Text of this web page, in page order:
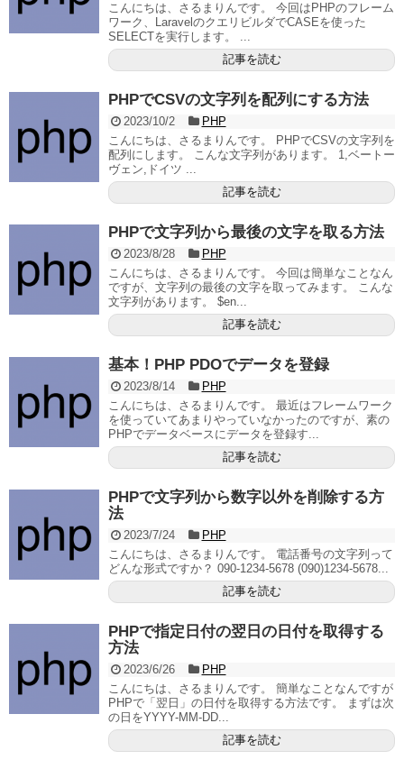
こんにちは、さるまりんです。 今回はPHPのフレーム
ワーク、LaravelのクエリビルダでCASEを使った
SELECTを実行します。 ...
記事を読む
PHPでCSVの文字列を配列にする方法
2023/10/2
PHP
こんにちは、さるまりんです。 PHPでCSVの文字列を
配列にします。 こんな文字列があります。 1,ベートー
ヴェン,ドイツ ...
記事を読む
PHPで文字列から最後の文字を取る方法
2023/8/28
PHP
こんにちは、さるまりんです。 今回は簡単なことなん
ですが、文字列の最後の文字を取ってみます。 こんな
文字列があります。 $en...
記事を読む
基本！PHP PDOでデータを登録
2023/8/14
PHP
こんにちは、さるまりんです。 最近はフレームワーク
を使っていてあまりやっていなかったのですが、素の
PHPでデータベースにデータを登録す...
記事を読む
PHPで文字列から数字以外を削除する方
法
2023/7/24
PHP
こんにちは、さるまりんです。 電話番号の文字列って
どんな形式ですか？ 090-1234-5678 (090)1234-5678...
記事を読む
PHPで指定日付の翌日の日付を取得する
方法
2023/6/26
PHP
こんにちは、さるまりんです。 簡単なことなんですが
PHPで「翌日」の日付を取得する方法です。 まずは次
の日をYYYY-MM-DD...
記事を読む